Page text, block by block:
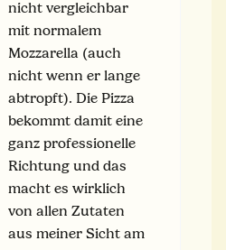
nicht vergleichbar
mit normalem
Mozzarella (auch
nicht wenn er lange
abtropft). Die Pizza
bekommt damit eine
ganz professionelle
Richtung und das
macht es wirklich
von allen Zutaten
aus meiner Sicht am